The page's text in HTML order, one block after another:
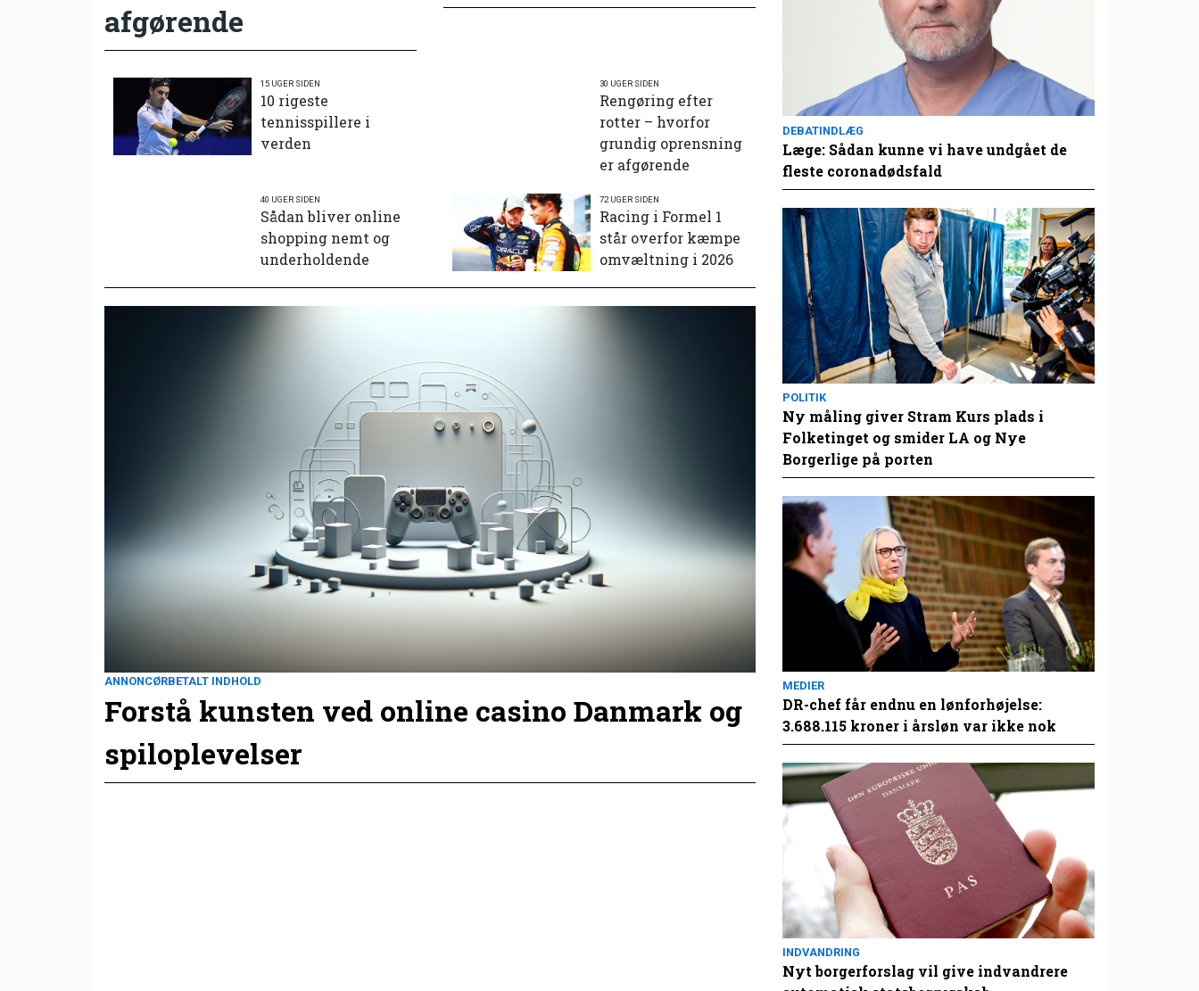
afgørende
15 UGER SIDEN
10 rigeste
tennisspillere i
verden
30 UGER SIDEN
Rengøring efter
rotter – hvorfor
grundig oprensning
er afgørende
40 UGER SIDEN
Sådan bliver online
shopping nemt og
underholdende
72 UGER SIDEN
Racing i Formel 1
står overfor kæmpe
omvæltning i 2026
ANNONCØRBETALT INDHOLD
Forstå kunsten ved online casino Danmark og
spiloplevelser
DEBATINDLÆG
Læge: Sådan kunne vi have undgået de
fleste coronadødsfald
POLITIK
Ny måling giver Stram Kurs plads i
Folketinget og smider LA og Nye
Borgerlige på porten
MEDIER
DR-chef får endnu en lønforhøjelse:
3.688.115 kroner i årsløn var ikke nok
INDVANDRING
Nyt borgerforslag vil give indvandrere